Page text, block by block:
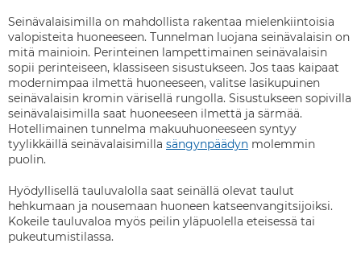
Seinävalaisimilla on mahdollista rakentaa mielenkiintoisia
valopisteita huoneeseen. Tunnelman luojana seinävalaisin on
mitä mainioin. Perinteinen lampettimainen seinävalaisin
sopii perinteiseen, klassiseen sisustukseen. Jos taas kaipaat
modernimpaa ilmettä huoneeseen, valitse lasikupuinen
seinävalaisin kromin värisellä rungolla. Sisustukseen sopivilla
seinävalaisimilla saat huoneeseen ilmettä ja särmää.
Hotellimainen tunnelma makuuhuoneeseen syntyy
tyylikkäillä seinävalaisimilla sängynpäädyn molemmin
puolin.
Hyödyllisellä tauluvalolla saat seinällä olevat taulut
hehkumaan ja nousemaan huoneen katseenvangitsijoiksi.
Kokeile tauluvaloa myös peilin yläpuolella eteisessä tai
pukeutumistilassa.